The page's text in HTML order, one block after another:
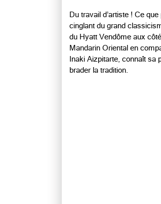
Du travail d’artiste ! Ce
cinglant du grand
du Hyatt Vendôme aux
Mandarin Oriental en
Inaki Aizpitarte, connaît
brader la tradition.